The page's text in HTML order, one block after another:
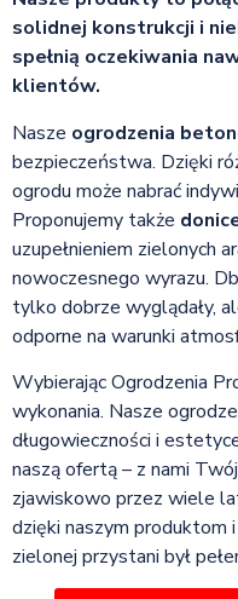
solidnej konstrukcji i
spełnią oczekiwania
klientów.
Nasze ogrodzenia
bezpieczeństwa. Dzięki
ogrodu może nabrać
Proponujemy także
uzupełnieniem zielonych
nowoczesnego wyrazu.
tylko dobrze wyglądały,
odporne na warunki
Wybierając Ogrodzenia
wykonania. Nasze
długowieczności i
naszą ofertą – z nami
zjawiskowo przez wiele
dzięki naszym produktom
zielonej przystani był